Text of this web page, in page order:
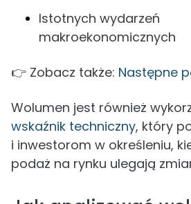
Istotnych wydarzeń
makroekonomicznych
👉 Zobacz także: Następne
Wolumen jest również
wskaźnik techniczny, który
i inwestorom w określeniu,
podaż na rynku ulegają